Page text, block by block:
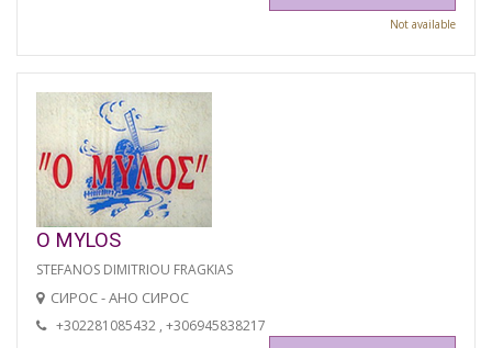
Not available
O MYLOS
STEFANOS DIMITRIOU FRAGKIAS
СИРОС - АНО СИРОС
+302281085432 , +306945838217